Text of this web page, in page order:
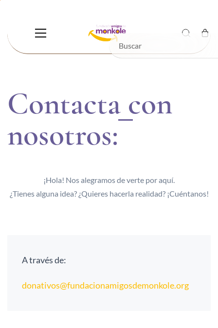
Contacta con
nosotros:
¡Hola! Nos alegramos de verte por aquí.
¿Tienes alguna idea? ¿Quieres hacerla realidad? ¡Cuéntanos!
A través de:
donativos@fundacionamigosdemonkole.org